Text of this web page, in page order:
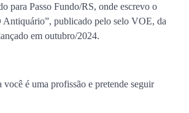
para Passo Fundo/RS, onde escrevo o
Antiquário”, publicado pelo selo VOE, da
em outubro/2024.
você é uma profissão e pretende seguir